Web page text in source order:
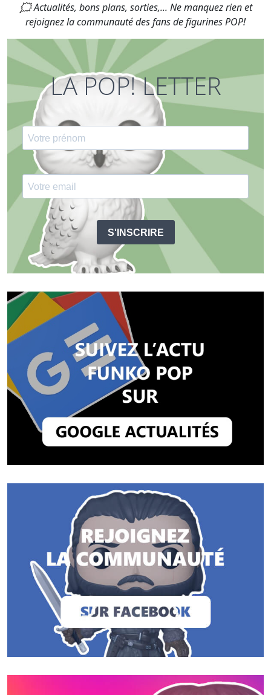
🗯 Actualités, bons plans, sorties,... Ne manquez rien et
rejoignez la communauté des fans de figurines POP!
LA POP! LETTER
S'INSCRIRE